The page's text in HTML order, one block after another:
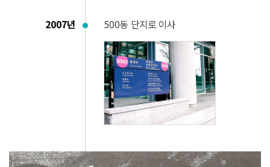
2007년 500동 단지로 이사